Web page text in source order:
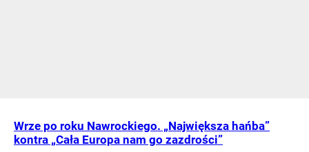
Wrze po roku Nawrockiego. „Największa hańba”
kontra „Cała Europa nam go zazdrości”